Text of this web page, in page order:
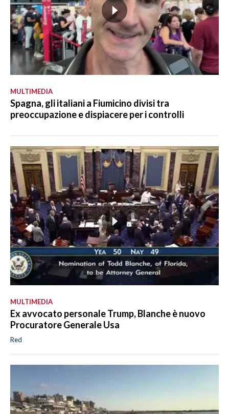
MULTIMEDIA
Spagna, gli italiani a Fiumicino divisi tra
preoccupazione e dispiacere per i controlli
MULTIMEDIA
Ex avvocato personale Trump, Blanche è nuovo
Procuratore Generale Usa
Red